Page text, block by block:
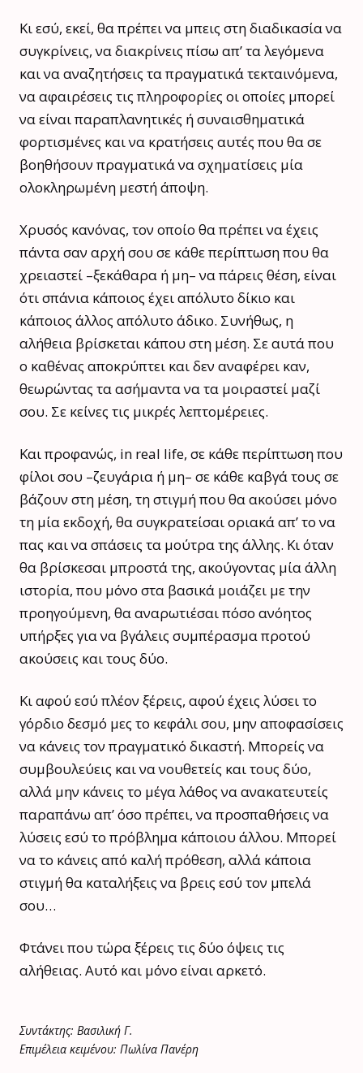
Κι εσύ, εκεί, θα πρέπει να μπεις στη διαδικασία να
συγκρίνεις, να διακρίνεις πίσω απ’ τα λεγόμενα
και να αναζητήσεις τα πραγματικά τεκταινόμενα,
να αφαιρέσεις τις πληροφορίες οι οποίες μπορεί
να είναι παραπλανητικές ή συναισθηματικά
φορτισμένες και να κρατήσεις αυτές που θα σε
βοηθήσουν πραγματικά να σχηματίσεις μία
ολοκληρωμένη μεστή άποψη.
Χρυσός κανόνας, τον οποίο θα πρέπει να έχεις
πάντα σαν αρχή σου σε κάθε περίπτωση που θα
χρειαστεί –ξεκάθαρα ή μη– να πάρεις θέση, είναι
ότι σπάνια κάποιος έχει απόλυτο δίκιο και
κάποιος άλλος απόλυτο άδικο. Συνήθως, η
αλήθεια βρίσκεται κάπου στη μέση. Σε αυτά που
ο καθένας αποκρύπτει και δεν αναφέρει καν,
θεωρώντας τα ασήμαντα να τα μοιραστεί μαζί
σου. Σε κείνες τις μικρές λεπτομέρειες.
Και προφανώς, in real life, σε κάθε περίπτωση που
φίλοι σου –ζευγάρια ή μη– σε κάθε καβγά τους σε
βάζουν στη μέση, τη στιγμή που θα ακούσει μόνο
τη μία εκδοχή, θα συγκρατείσαι οριακά απ’ το να
πας και να σπάσεις τα μούτρα της άλλης. Κι όταν
θα βρίσκεσαι μπροστά της, ακούγοντας μία άλλη
ιστορία, που μόνο στα βασικά μοιάζει με την
προηγούμενη, θα αναρωτιέσαι πόσο ανόητος
υπήρξες για να βγάλεις συμπέρασμα προτού
ακούσεις και τους δύο.
Κι αφού εσύ πλέον ξέρεις, αφού έχεις λύσει το
γόρδιο δεσμό μες το κεφάλι σου, μην αποφασίσεις
να κάνεις τον πραγματικό δικαστή. Μπορείς να
συμβουλεύεις και να νουθετείς και τους δύο,
αλλά μην κάνεις το μέγα λάθος να ανακατευτείς
παραπάνω απ’ όσο πρέπει, να προσπαθήσεις να
λύσεις εσύ το πρόβλημα κάποιου άλλου. Μπορεί
να το κάνεις από καλή πρόθεση, αλλά κάποια
στιγμή θα καταλήξεις να βρεις εσύ τον μπελά
σου…
Φτάνει που τώρα ξέρεις τις δύο όψεις τις
αλήθειας. Αυτό και μόνο είναι αρκετό.
Συντάκτης: Βασιλική Γ.
Επιμέλεια κειμένου: Πωλίνα Πανέρη